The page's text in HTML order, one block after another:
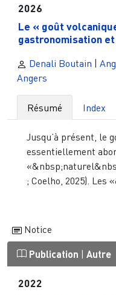
2026
Le « goût
gastronomisation
Denali Boutain |
Angers
Résumé Index
Jusqu’à présent, le
essentiellement
; Coelho, 2025). Les
Notice
Publication | Autre
2022